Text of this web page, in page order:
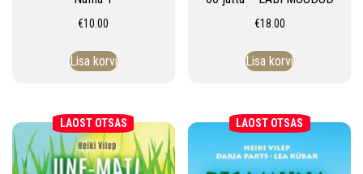
€10.00
Lisa korvi
€18.00
Lisa korvi
LAOST OTSAS LAOST OTSAS